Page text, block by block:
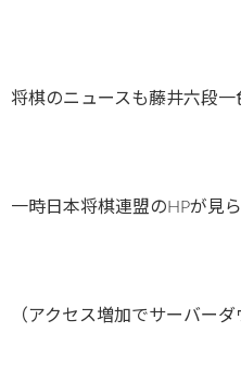
将棋のニュースも藤井六段一
一時日本将棋連盟のHPが見
（アクセス増加でサーバーダ